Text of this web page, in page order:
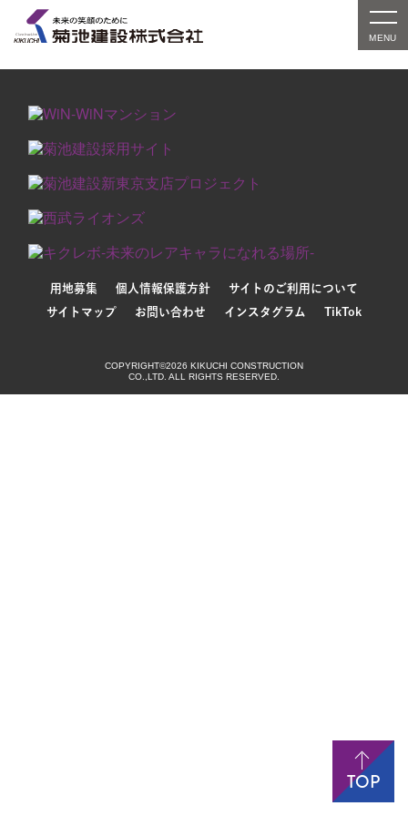
対象の実績紹介はまだありません。別条件でお探しい
ただくか、検索窓をご利用ください。
用地募集 個人情報保護方針
サイトのご利用について
サイトマップ
お問い合わせ インスタグラム TikTok
COPYRIGHT©2026 KIKUCHI CONSTRUCTION
CO.,LTD. ALL RIGHTS RESERVED.